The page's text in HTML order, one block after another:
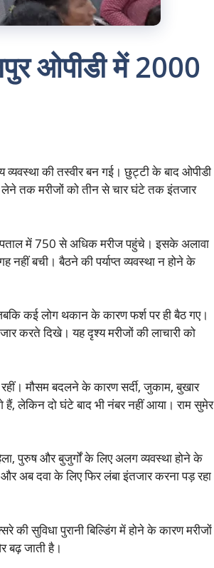
ओपीडी में 2000
व्यवस्था की तस्वीर बन गई। छुट्टी के बाद ओपीडी
लेने तक मरीजों को तीन से चार घंटे तक इंतजार
में 750 से अधिक मरीज पहुंचे। इसके अलावा
नहीं बची। बैठने की पर्याप्त व्यवस्था न होने के
कई लोग थकान के कारण फर्श पर ही बैठ गए।
करते दिखे। यह दृश्य मरीजों की लाचारी को
मौसम बदलने के कारण सर्दी, जुकाम, बुखार
लेकिन दो घंटे बाद भी नंबर नहीं आया। राम सुमेर
पुरुष और बुजुर्गों के लिए अलग व्यवस्था होने के
अब दवा के लिए फिर लंबा इंतजार करना पड़ रहा
की सुविधा पुरानी बिल्डिंग में होने के कारण मरीजों
बढ़ जाती है।